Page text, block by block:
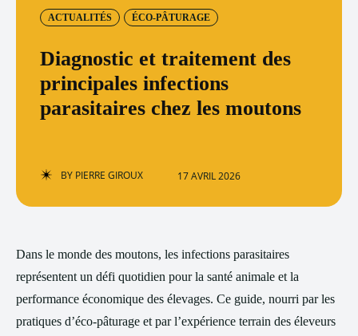
ACTUALITÉS ÉCO-PÂTURAGE
Diagnostic et traitement des
principales infections
parasitaires chez les moutons
BY PIERRE GIROUX 17 AVRIL 2026
Dans le monde des moutons, les infections parasitaires
représentent un défi quotidien pour la santé animale et la
performance économique des élevages. Ce guide, nourri par les
pratiques d’éco-pâturage et par l’expérience terrain des éleveurs